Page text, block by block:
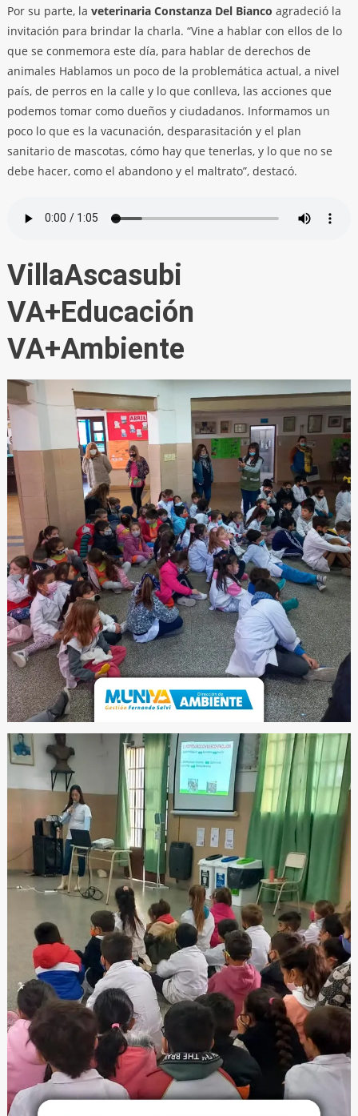
Por su parte, la veterinaria Constanza Del Bianco agradeció la
invitación para brindar la charla. “Vine a hablar con ellos de lo
que se conmemora este día, para hablar de derechos de
animales Hablamos un poco de la problemática actual, a nivel
país, de perros en la calle y lo que conlleva, las acciones que
podemos tomar como dueños y ciudadanos. Informamos un
poco lo que es la vacunación, desparasitación y el plan
sanitario de mascotas, cómo hay que tenerlas, y lo que no se
debe hacer, como el abandono y el maltrato”, destacó.
VillaAscasubi
VA+Educación
VA+Ambiente